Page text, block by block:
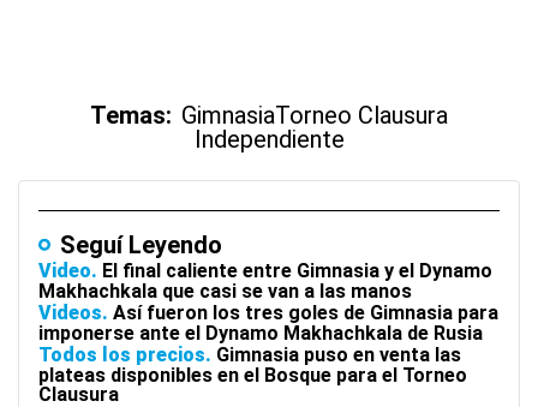
Temas: GimnasiaTorneo Clausura
Independiente
Seguí Leyendo
Video El final caliente entre Gimnasia y el Dynamo
Makhachkala que casi se van a las manos
Videos Así fueron los tres goles de Gimnasia para
imponerse ante el Dynamo Makhachkala de Rusia
Todos los precios Gimnasia puso en venta las
plateas disponibles en el Bosque para el Torneo
Clausura